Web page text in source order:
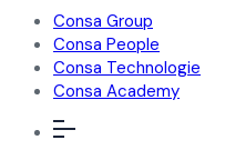
Consa Group
Consa People
Consa Technologie
Consa Academy